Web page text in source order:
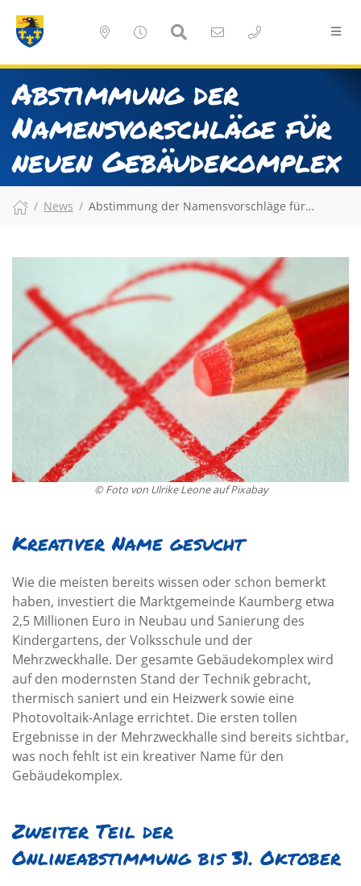
Abstimmung der
Namensvorschläge für
neuen Gebäudekomplex
News Abstimmung der Namensvorschläge für…
© Foto von Ulrike Leone auf Pixabay
Kreativer Name gesucht
Wie die meisten bereits wissen oder schon bemerkt
haben, investiert die Marktgemeinde Kaumberg etwa
2,5 Millionen Euro in Neubau und Sanierung des
Kindergartens, der Volksschule und der
Mehrzweckhalle. Der gesamte Gebäudekomplex wird
auf den modernsten Stand der Technik gebracht,
thermisch saniert und ein Heizwerk sowie eine
Photovoltaik-Anlage errichtet. Die ersten tollen
Ergebnisse in der Mehrzweckhalle sind bereits sichtbar,
was noch fehlt ist ein kreativer Name für den
Gebäudekomplex.
Zweiter Teil der
Onlineabstimmung bis 31. Oktober